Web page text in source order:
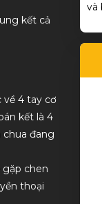
kết cả
về 4 tay cơ
kết là 4
chua đang
gặp chen
thoại
và